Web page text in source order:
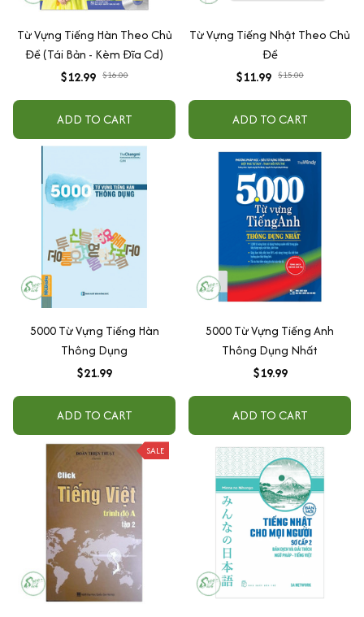
Từ Vựng Tiếng Hàn Theo Chủ
Đề (Tái Bản - Kèm Đĩa Cd)
$12.99 $16.00
ADD TO CART
Từ Vựng Tiếng Nhật Theo Chủ
Đề
$11.99 $15.00
ADD TO CART
5000 Từ Vựng Tiếng Hàn
Thông Dụng
$21.99
ADD TO CART
5000 Từ Vựng Tiếng Anh
Thông Dụng Nhất
$19.99
ADD TO CART
SALE